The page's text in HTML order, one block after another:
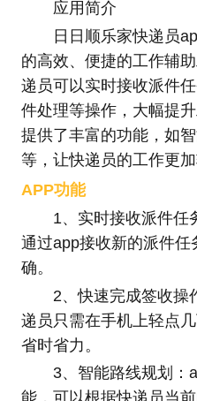
应用简介
日日顺乐家快递员
的高效、便捷的工作辅
递员可以实时接收派件
件处理等操作，大幅提
提供了丰富的功能，如
等，让快递员的工作更加
APP功能
1、实时接收派件任
通过app接收新的派件
确。
2、快速完成签收操
递员只需在手机上轻点
省时省力。
3、智能路线规划：